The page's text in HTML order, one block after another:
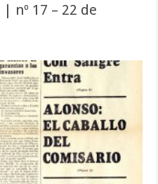
nº 17 – 22 de